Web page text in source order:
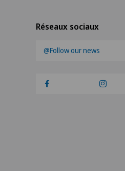
Réseaux sociaux
@Follow our news